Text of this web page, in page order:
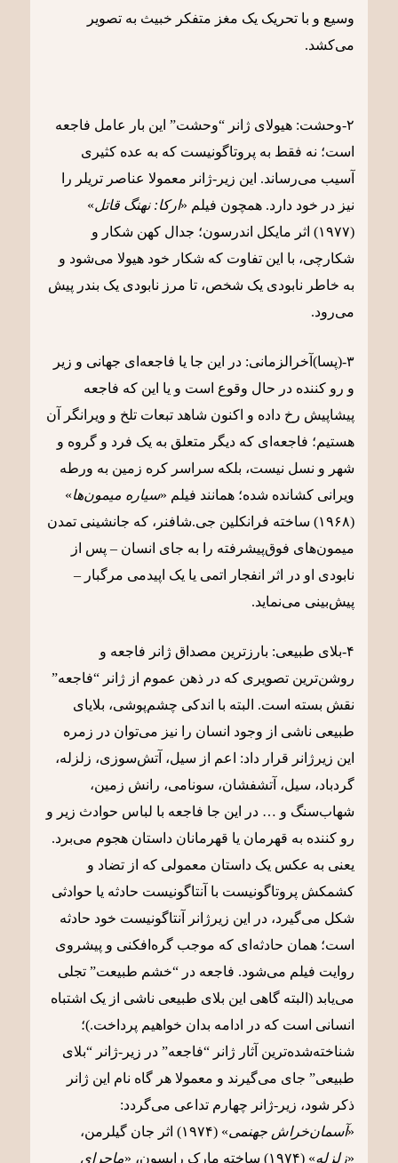
وسیع و با تحریک یک مغز متفکر خبیث به تصویر
می‌کشد.
۲-وحشت: هیولای ژانر “وحشت” این بار عامل فاجعه
است؛ نه فقط به پروتاگونیست که به عده کثیری
آسیب می‌رساند. این زیر-ژانر معمولا عناصر تریلر را
نیز در خود دارد. همچون فیلم «ارکا: نهنگ قاتل»
(۱۹۷۷) اثر مایکل اندرسون؛ جدال کهن شکار و
شکارچی، با این تفاوت که شکار خود هیولا می‌شود و
به خاطر نابودی یک شخص، تا مرز نابودی یک بندر پیش
می‌رود.
۳-(پسا)آخرالزمانی: در این جا یا فاجعه‌ای جهانی و زیر
و رو کننده در حال وقوع است و یا این که فاجعه
پیشاپیش رخ داده و اکنون شاهد تبعات تلخ و ویرانگر آن
هستیم؛ فاجعه‌ای که دیگر متعلق به یک فرد و گروه و
شهر و نسل نیست، بلکه سراسر کره زمین به ورطه
ویرانی کشانده شده؛ همانند فیلم «سیاره میمون‌ها»
(۱۹۶۸) ساخته فرانکلین جی.شافنر، که جانشینی تمدن‌
میمون‌‌های فوق‌پیشرفته را به جای انسان – پس از
نابودی او در اثر انفجار اتمی یا یک اپیدمی مرگبار –
پیش‌بینی می‌نماید.
۴-بلای طبیعی: بارزترین مصداق ژانر فاجعه و
روشن‌ترین تصویری که در ذهن عموم از ژانر “فاجعه”
نقش بسته است. البته با اندکی چشم‌پوشی، بلایای
طبیعی ناشی از وجود انسان را نیز می‌توان در زمره
این زیرژانر قرار داد: اعم از سیل، آتش‌سوزی، زلزله،
گردباد، سیل، آتشفشان، سونامی، رانش زمین،
شهاب‌سنگ و … در این جا فاجعه با لباس حوادث زیر و
رو کننده به قهرمان یا قهرمانان داستان هجوم می‌برد.
یعنی به عکس یک داستان معمولی که از تضاد و
کشمکش پروتاگونیست با آنتاگونیست حادثه یا حوادثی
شکل می‌گیرد، در این زیرژانر آنتاگونیست خود حادثه
است؛ همان حادثه‌ای که موجب گره‌افکنی و پیشروی
روایت فیلم می‌شود. فاجعه در “خشم طبیعت” تجلی
می‌یابد (البته گاهی این بلای طبیعی ناشی از یک اشتباه
انسانی است که در ادامه بدان خواهیم پرداخت.)؛
شناخته‌شده‌ترین آثار ژانر “فاجعه” در زیر-ژانر “بلای
طبیعی” جای می‌گیرند و معمولا هر گاه نام این ژانر
ذکر شود، زیر-ژانر چهارم تداعی می‌گردد:
«آسمان‌خراش جهنمی
» (۱۹۷۴) اثر جان گیلرمن،
«زلزله» (۱۹۷۴) ساخته مارک رابسون، «
ماجرای